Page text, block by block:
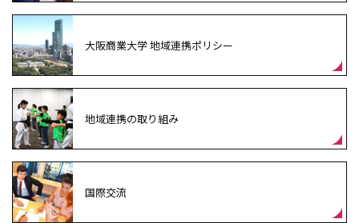
大阪商業大学地域連携ポリシー
地域連携の取り組み
国際交流